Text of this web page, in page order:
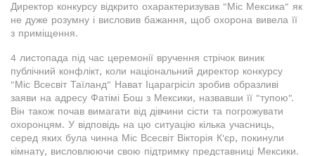
Директор конкурсу відкрито охарактеризував "Міс Мексика" як
не дуже розумну і висловив бажання, щоб охорона вивела її
з приміщення.
4 листопада під час церемонії вручення стрічок виник
публічний конфлікт, коли національний директор конкурсу
"Міс Всесвіт Таїланд" Нават Іцарагрісіл зробив образливі
заяви на адресу Фатімі Бош з Мексики, назвавши її "тупою".
Він також почав вимагати від дівчини сісти та погрожувати
охоронцям. У відповідь на цю ситуацію кілька учасниць,
серед яких була чинна Міс Всесвіт Вікторія К'єр, покинули
кімнату, висловлюючи свою підтримку представниці Мексики.